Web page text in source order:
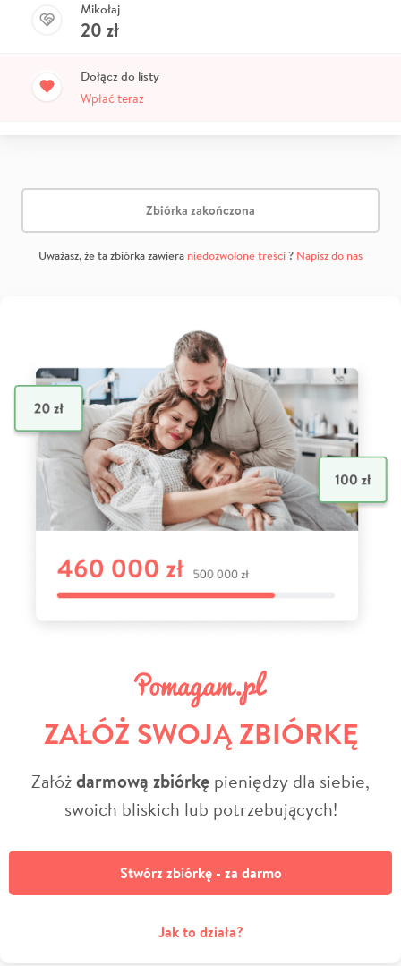
Mikołaj
20 zł
Dołącz do listy
Wpłać teraz
Zbiórka zakończona
Uważasz, że ta zbiórka zawiera niedozwolone treści? Napisz do nas
ZAŁÓŻ SWOJĄ ZBIÓRKĘ
Załóżdarmową zbiórkę pieniędzy dla siebie,
swoich bliskich lub potrzebujących!
Stwórz zbiórkę - za darmo
Jak to działa?